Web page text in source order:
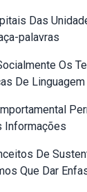
Das
palavras
Os
De Linguagem
Informações
De
Que Dar